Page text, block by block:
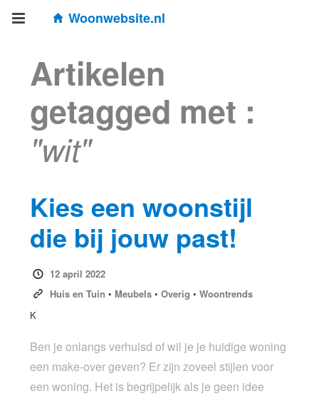
Woonwebsite.nl
Artikelen
getagged met :
"wit"
Kies een woonstijl
die bij jouw past!
12 april 2022
Huis en Tuin • Meubels• Overig • Woontrends
K
Ben je onlangs verhuisd of wil je je huidige woning
een make-over geven? Er zijn zoveel stijlen voor
een woning. Het is begrijpelijk als je geen idee